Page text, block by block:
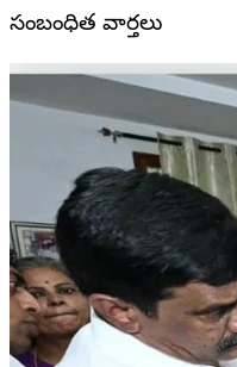
సంబంధిత వార్తలు